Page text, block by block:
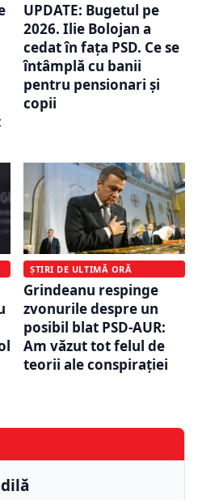
UPDATE: Bugetul pe
2026. Ilie Bolojan a
cedat în fața PSD. Ce se
întâmplă cu banii
pentru pensionari și
copii
ȘTIRI DE ULTIMĂ ORĂ
Grindeanu respinge
zvonurile despre un
posibil blat PSD-AUR:
Am văzut tot felul de
teorii ale conspiraţiei